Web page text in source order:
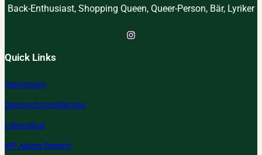
Back-Enthusiast, Shopping Queen, Queer-Person, Bär, Lyriker
Instagram
Quick Links
Impressum
Datenschutzerklärung
Lebenslauf
WP Admin-Bereich